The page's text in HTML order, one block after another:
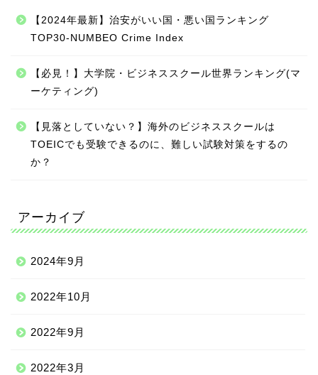
【2024年最新】治安がいい国・悪い国ランキング
TOP30-NUMBEO Crime Index
【必見！】大学院・ビジネススクール世界ランキング(マ
ーケティング)
【見落としていない？】海外のビジネススクールは
TOEICでも受験できるのに、難しい試験対策をするの
か？
アーカイブ
2024年9月
2022年10月
2022年9月
2022年3月